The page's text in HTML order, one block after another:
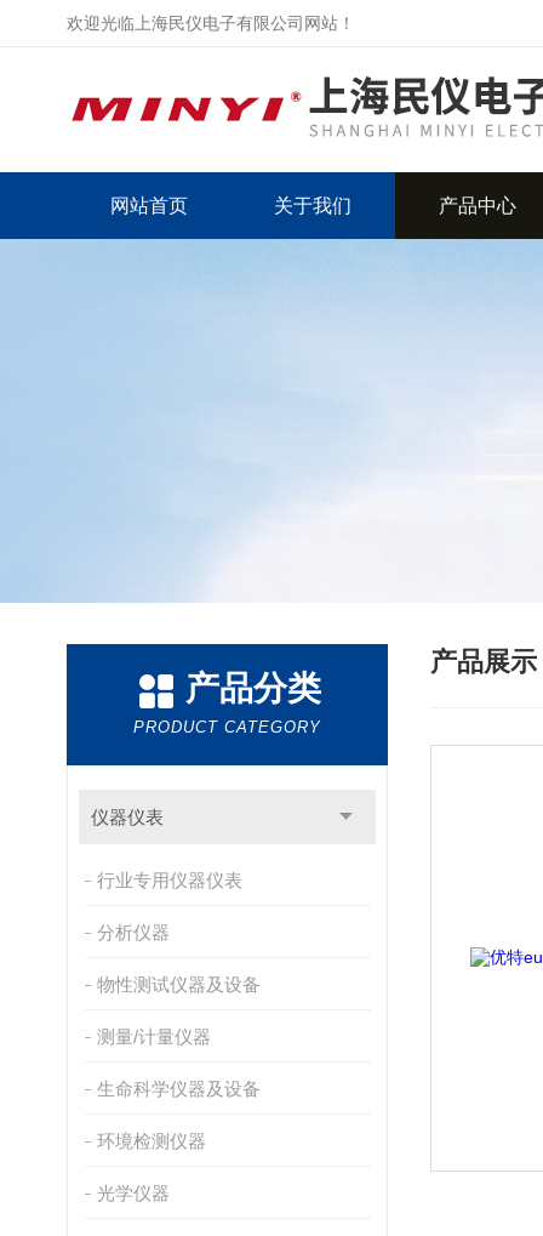
欢迎光临上海民仪电子有限公司网站！
网站首页 关于我们 产品中心
产品分类
PRODUCT CATEGORY
仪器仪表
行业专用仪器仪表
分析仪器
物性测试仪器及设备
测量/计量仪器
生命科学仪器及设备
环境检测仪器
光学仪器
产品展示